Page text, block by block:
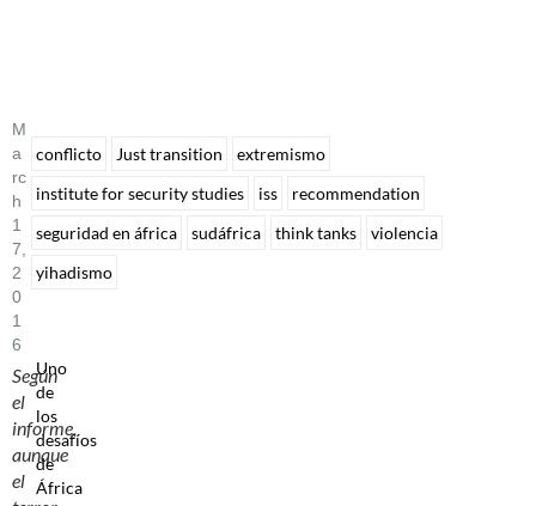
M
A
Rc
H
1
7,
2
0
1
6
Según
el
informe,
aunque
el
Uno
de
los
desafíos
de
África
conflicto Just transition
extremismo
institute for security studies
iss
recommendation
seguridad en áfrica
sudáfrica think tanks
violencia
yihadismo